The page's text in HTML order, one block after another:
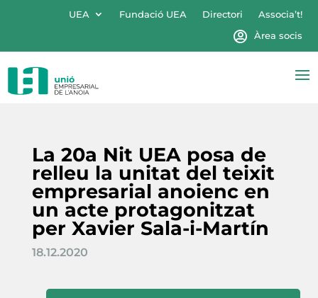
UEA Fundació UEA Directori
Associa’t!
Àrea socis
La 20a Nit UEA posa de
relleu la unitat del teixit
empresarial anoienc en
un acte protagonitzat
per Xavier Sala-i-Martín
18.12.2020